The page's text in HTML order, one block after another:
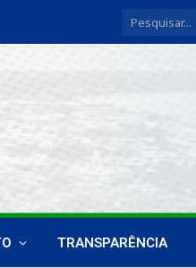
TRANSPARÊNCIA